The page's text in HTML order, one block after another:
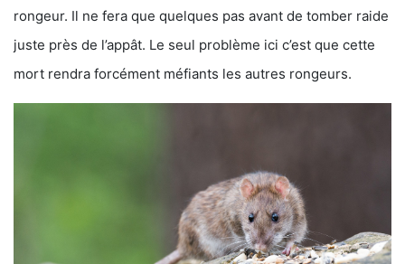
rongeur. Il ne fera que quelques pas avant de tomber raide
juste près de l’appât. Le seul problème ici c’est que cette
mort rendra forcément méfiants les autres rongeurs.